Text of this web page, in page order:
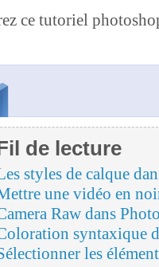
ce tutoriel
de lecture
styles de calque
une vidéo en
Raw dans
syntaxique
les